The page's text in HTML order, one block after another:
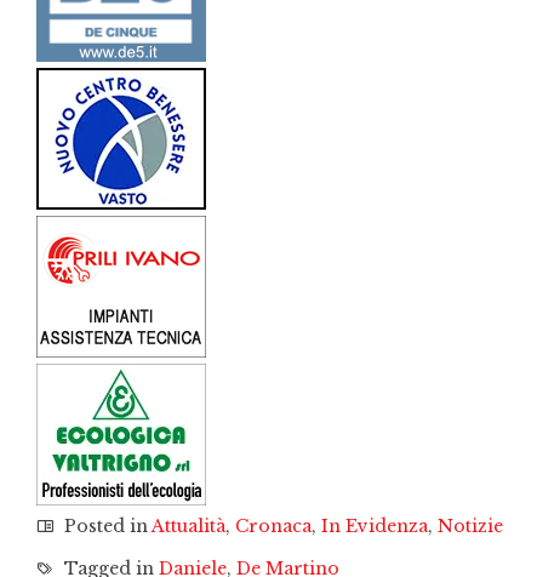
Posted inAttualità, Cronaca, In Evidenza, Notizie
Tagged in Daniele, De Martino